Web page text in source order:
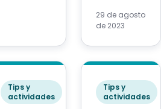
29 de agosto
de 2023
Tips y
actividades
Tips y
actividades